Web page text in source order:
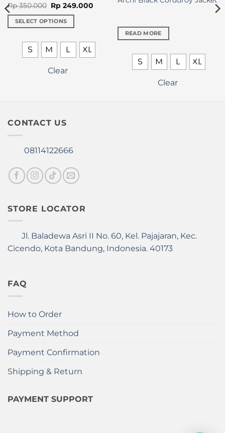
Rp350.000 Original
price
was:
Rp 350.000.
Rp249.000Current
SELECT OPTIONS
product
chosen
on
page
S M L XL
Clear
READ MORE
S M L XL
Clear
CONTACT US
08114122666
STORE LOCATOR
Jl. Baladewa Asri II No. 60, Kel. Pajajaran, Kec.
Cicendo, Kota Bandung, Indonesia. 40173
FAQ
How to Order
Payment Method
Payment Confirmation
Shipping & Return
PAYMENT SUPPORT